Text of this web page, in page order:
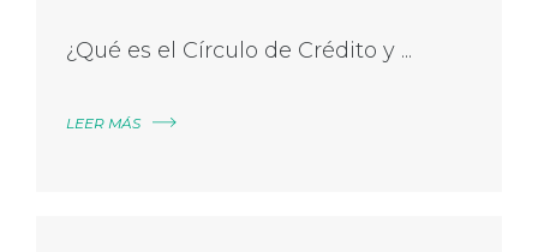
¿Qué es el Círculo de Crédito y ...
LEER MÁS